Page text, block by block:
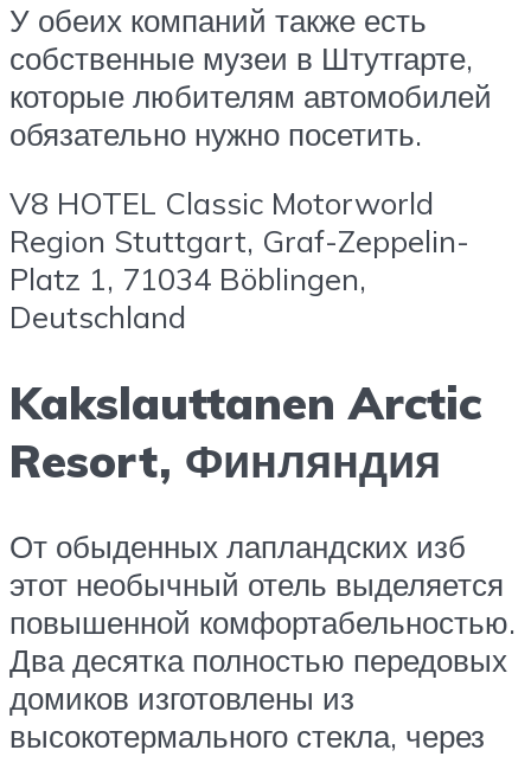
У обеих компаний также есть
собственные музеи в Штутгарте,
которые любителям автомобилей
обязательно нужно посетить.
V8 HOTEL Classic Motorworld
Region Stuttgart, Graf-Zeppelin-
Platz 1, 71034 Böblingen,
Deutschland
Kakslauttanen Arctic
Resort, Финляндия
От обыденных лапландских изб
этот необычный отель выделяется
повышенной комфортабельностью.
Два десятка полностью передовых
домиков изготовлены из
высокотермального стекла, через